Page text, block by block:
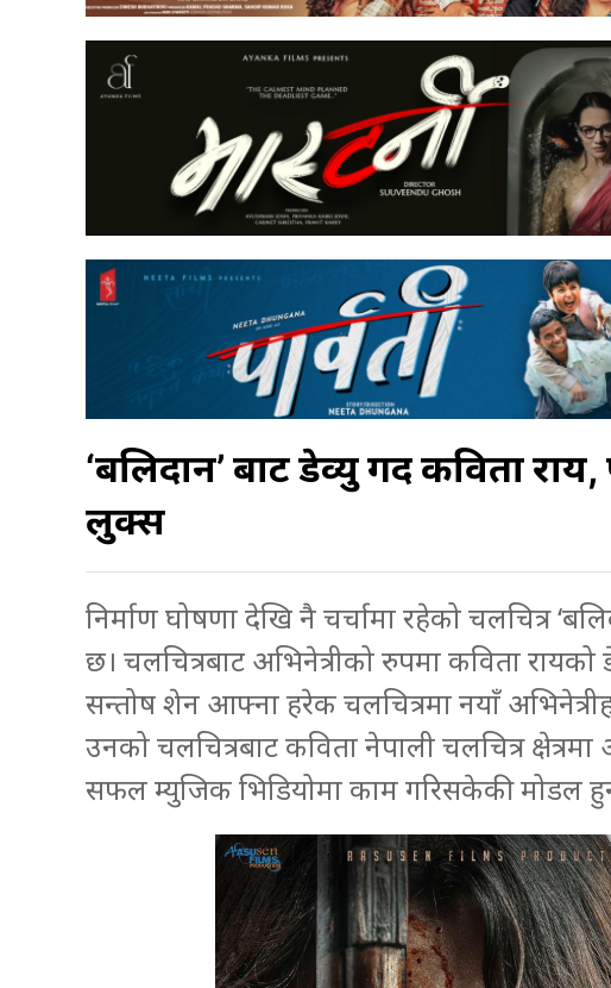
‘बलिदान’ बाट डेव्यु गर्दै कविता
लुक्स
निर्माण घोषणा देखि नै चर्चामा रहेको चलचित्र
छ। चलचित्रबाट अभिनेत्रीको रुपमा कविता
सन्तोष शेन आफ्ना हरेक चलचित्रमा नयाँ
उनको चलचित्रबाट कविता नेपाली चलचित्र
सफल म्युजिक भिडियोमा काम गरिसकेकी मोडल